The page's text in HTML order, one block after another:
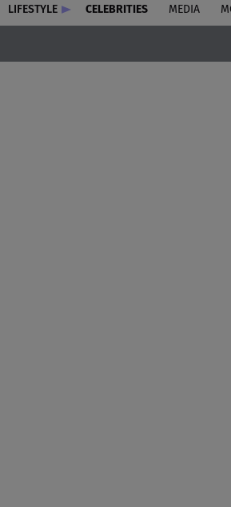
LIFESTYLE CELEBRITIES MEDIA